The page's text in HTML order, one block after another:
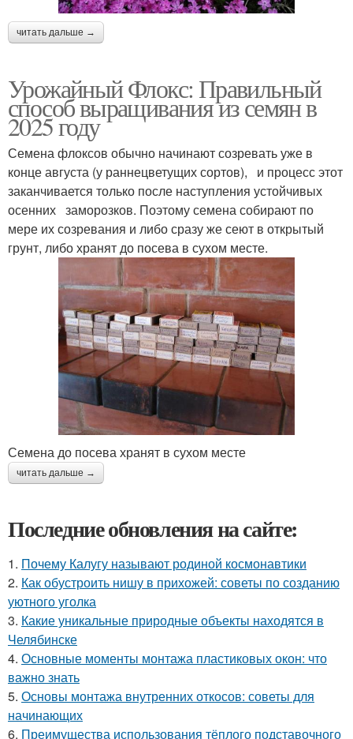
читать дальше →
Урожайный Флокс: Правильный
способ выращивания из семян в
2025 году
Семена флоксов обычно начинают созревать уже в
конце августа (у раннецветущих сортов), и процесс этот
заканчивается только после наступления устойчивых
осенних заморозков. Поэтому семена собирают по
мере их созревания и либо сразу же сеют в открытый
грунт, либо хранят до посева в сухом месте.
Семена до посева хранят в сухом месте
читать дальше →
Последние обновления на сайте:
1. Почему Калугу называют родиной космонавтики
2. Как обустроить нишу в прихожей: советы по созданию
уютного уголка
3. Какие уникальные природные объекты находятся в
Челябинске
4. Основные моменты монтажа пластиковых окон: что
важно знать
5. Основы монтажа внутренних откосов: советы для
начинающих
6. Преимущества использования тёплого подставочного